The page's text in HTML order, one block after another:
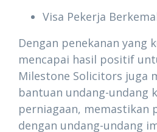
Visa Pekerja
Dengan penekanan yang
mencapai hasil positif
Milestone Solicitors juga
bantuan undang-undang
perniagaan, memastikan
dengan undang-undang